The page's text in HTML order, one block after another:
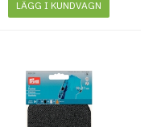
LÄGG I KUNDVAGN